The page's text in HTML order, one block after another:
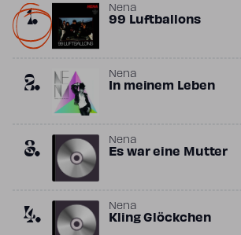
1. Nena
99 Luftballons
2. Nena
In meinem Leben
3. Nena
Es war eine Mutter
4. Nena
Kling Glöckchen